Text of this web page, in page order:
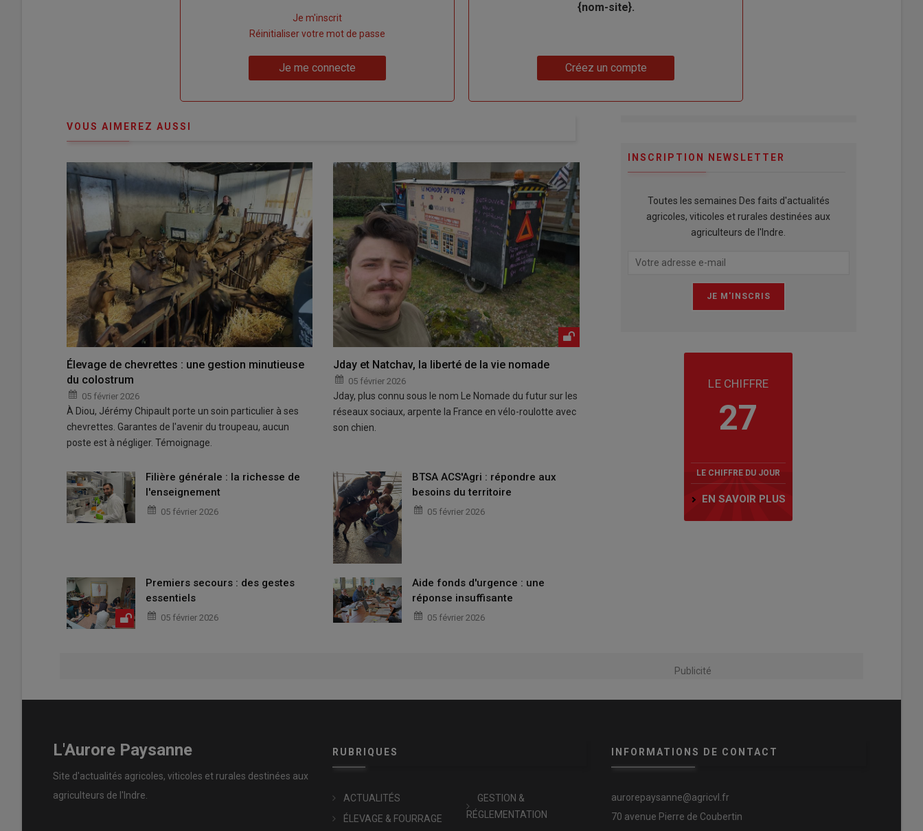
compte"
Je m'inscrit
Réinitialiser votre mot de passe
Je me connecte
{nom-site}.
Créez un compte
VOUS AIMEREZ AUSSI
Élevage de chevrettes : une gestion minutieuse
du colostrum
05 février 2026
À Diou, Jérémy Chipault porte un soin particulier à ses
chevrettes. Garantes de l'avenir du troupeau, aucun
poste est à négliger. Témoignage.
Jday et Natchav, la liberté de la vie nomade
05 février 2026
Jday, plus connu sous le nom Le Nomade du futur sur les
réseaux sociaux, arpente la France en vélo-roulotte avec
son chien.
Filière générale : la richesse de
l'enseignement
05 février 2026
BTSA ACS'Agri : répondre aux
besoins du territoire
05 février 2026
Premiers secours : des gestes
essentiels
05 février 2026
Aide fonds d'urgence : une
réponse insuffisante
05 février 2026
INSCRIPTION NEWSLETTER
Toutes les semaines Des faits d'actualités
agricoles, viticoles et rurales destinées aux
agriculteurs de l'Indre.
LE CHIFFRE
27
LE CHIFFRE DU JOUR
EN SAVOIR PLUS
Publicité
L'Aurore Paysanne
Site d'actualités agricoles, viticoles et rurales destinées aux
agriculteurs de l'Indre.
RUBRIQUES
ACTUALITÉS
ÉLEVAGE & FOURRAGE
GESTION &
RÉGLEMENTATION
INFORMATIONS DE CONTACT
aurorepaysanne@agricvl.fr
70 avenue Pierre de Coubertin